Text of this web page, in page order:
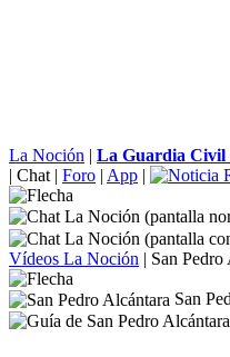
La Noción | La Guardia Civil
| Chat | Foro | App |
Vídeos La Noción | San Pedro
San